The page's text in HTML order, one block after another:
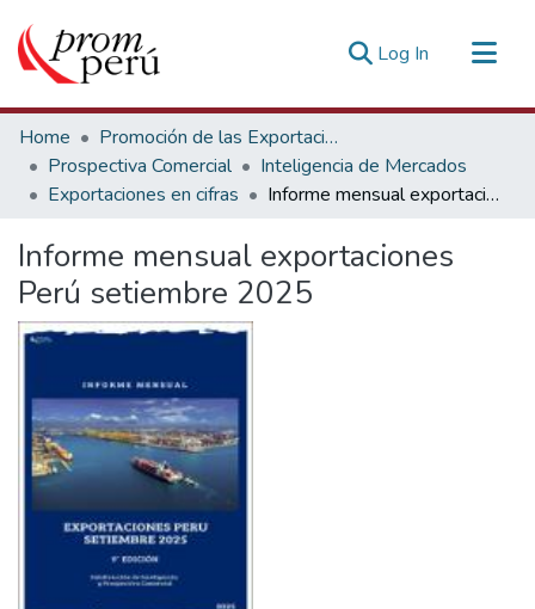
Log In (current)
Communities & Collections
All of DSpace
Statistics
Home
Promoción de las Exportaciones
Prospectiva Comercial
Inteligencia de Mercados
Exportaciones en cifras
Informe mensual exportaciones Perú setiembre 2025
Informe mensual exportaciones
Perú setiembre 2025